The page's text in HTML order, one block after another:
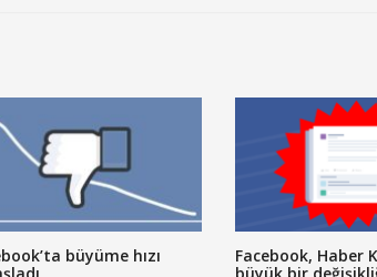
büyüme hızı
Facebook, Haber